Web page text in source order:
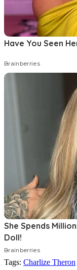
Tags: Charlize Theron